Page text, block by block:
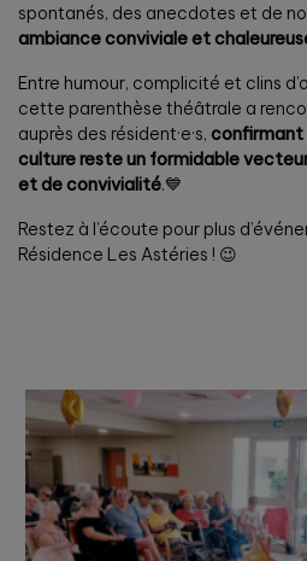
spontanés, des anecdotes et de
ambiance conviviale et
Entre humour, complicité et clins
cette parenthèse théâtrale a
auprès des résident·e·s, confirmant
culture reste un formidable
et de convivialité.💙
Restez à l’écoute pour plus
Résidence Les Astéries ! 😉